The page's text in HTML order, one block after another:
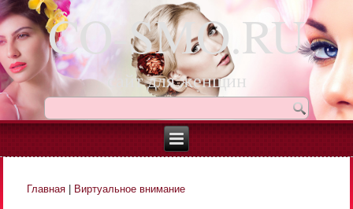
CO-SMO.RU
сайт для женщин
Вы здесь
Главная| Виртуальное внимание